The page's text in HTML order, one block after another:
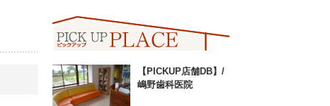
【PICKUP店舗DB】/
嶋野歯科医院